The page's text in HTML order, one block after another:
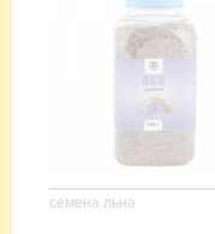
семена льна